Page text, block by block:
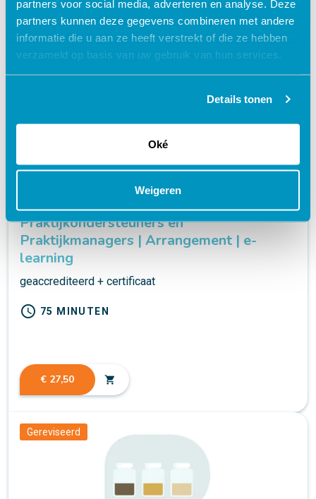
partners voor social media, adverteren en analyse. Deze
partners kunnen deze gegevens combineren met andere
informatie die u aan ze heeft verstrekt of die ze hebben
verzameld op basis van uw gebruik van hun services.
Details tonen
Oké
Weigeren
Privacybescherming &
Informatiebeveiliging Doktersassistenten,
Praktijkondersteuners en
Praktijkmanagers | Arrangement | e-
learning
geaccrediteerd + certificaat
schedule 75 MINUTEN
€ 27,50 shopping_cart
Gereviseerd